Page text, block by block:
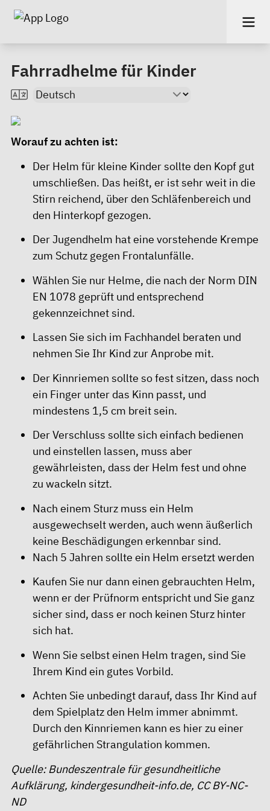
Fahrradhelme für Kinder
Worauf zu achten ist:
Der Helm für kleine Kinder sollte den Kopf gut
umschließen. Das heißt, er ist sehr weit in die
Stirn reichend, über den Schläfenbereich und
den Hinterkopf gezogen.
Der Jugendhelm hat eine vorstehende Krempe
zum Schutz gegen Frontalunfälle.
Wählen Sie nur Helme, die nach der Norm DIN
EN 1078 geprüft und entsprechend
gekennzeichnet sind.
Lassen Sie sich im Fachhandel beraten und
nehmen Sie Ihr Kind zur Anprobe mit.
Der Kinnriemen sollte so fest sitzen, dass noch
ein Finger unter das Kinn passt, und
mindestens 1,5 cm breit sein.
Der Verschluss sollte sich einfach bedienen
und einstellen lassen, muss aber
gewährleisten, dass der Helm fest und ohne
zu wackeln sitzt.
Nach einem Sturz muss ein Helm
ausgewechselt werden, auch wenn äußerlich
keine Beschädigungen erkennbar sind.
Nach 5 Jahren sollte ein Helm ersetzt werden
Kaufen Sie nur dann einen gebrauchten Helm,
wenn er der Prüfnorm entspricht und Sie ganz
sicher sind, dass er noch keinen Sturz hinter
sich hat.
Wenn Sie selbst einen Helm tragen, sind Sie
Ihrem Kind ein gutes Vorbild.
Achten Sie unbedingt darauf, dass Ihr Kind auf
dem Spielplatz den Helm immer abnimmt.
Durch den Kinnriemen kann es hier zu einer
gefährlichen Strangulation kommen.
Quelle: Bundeszentrale für gesundheitliche
Aufklärung, kindergesundheit-info.de, CC BY-NC-
ND